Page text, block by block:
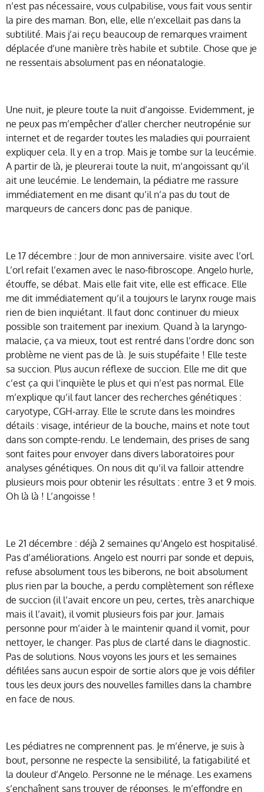
n’est pas nécessaire, vous culpabilise, vous fait vous sentir
la pire des maman. Bon, elle, elle n’excellait pas dans la
subtilité. Mais j’ai reçu beaucoup de remarques vraiment
déplacée d’une manière très habile et subtile. Chose que je
ne ressentais absolument pas en néonatalogie.
Une nuit, je pleure toute la nuit d’angoisse. Evidemment, je
ne peux pas m’empêcher d’aller chercher neutropénie sur
internet et de regarder toutes les maladies qui pourraient
expliquer cela. Il y en a trop. Mais je tombe sur la leucémie.
A partir de là, je pleurerai toute la nuit, m’angoissant qu’il
ait une leucémie. Le lendemain, la pédiatre me rassure
immédiatement en me disant qu’il n’a pas du tout de
marqueurs de cancers donc pas de panique.
Le 17 décembre : Jour de mon anniversaire. visite avec l’orl.
L’orl refait l’examen avec le naso-fibroscope. Angelo hurle,
étouffe, se débat. Mais elle fait vite, elle est efficace. Elle
me dit immédiatement qu’il a toujours le larynx rouge mais
rien de bien inquiétant. Il faut donc continuer du mieux
possible son traitement par inexium. Quand à la laryngo-
malacie, ça va mieux, tout est rentré dans l’ordre donc son
problème ne vient pas de là. Je suis stupéfaite ! Elle teste
sa succion. Plus aucun réflexe de succion. Elle me dit que
c’est ça qui l’inquiète le plus et qui n’est pas normal. Elle
m’explique qu’il faut lancer des recherches génétiques :
caryotype, CGH-array. Elle le scrute dans les moindres
détails : visage, intérieur de la bouche, mains et note tout
dans son compte-rendu. Le lendemain, des prises de sang
sont faites pour envoyer dans divers laboratoires pour
analyses génétiques. On nous dit qu’il va falloir attendre
plusieurs mois pour obtenir les résultats : entre 3 et 9 mois.
Oh là là ! L’angoisse !
Le 21 décembre : déjà 2 semaines qu’Angelo est hospitalisé.
Pas d’améliorations. Angelo est nourri par sonde et depuis,
refuse absolument tous les biberons, ne boit absolument
plus rien par la bouche, a perdu complètement son réflexe
de succion (il l’avait encore un peu, certes, très anarchique
mais il l’avait), il vomit plusieurs fois par jour. Jamais
personne pour m’aider à le maintenir quand il vomit, pour
nettoyer, le changer. Pas plus de clarté dans le diagnostic.
Pas de solutions. Nous voyons les jours et les semaines
défilées sans aucun espoir de sortie alors que je vois défiler
tous les deux jours des nouvelles familles dans la chambre
en face de nous.
Les pédiatres ne comprennent pas. Je m’énerve, je suis à
bout, personne ne respecte la sensibilité, la fatigabilité et
la douleur d’Angelo. Personne ne le ménage. Les examens
s’enchaînent sans trouver de réponses. Je m’effondre en